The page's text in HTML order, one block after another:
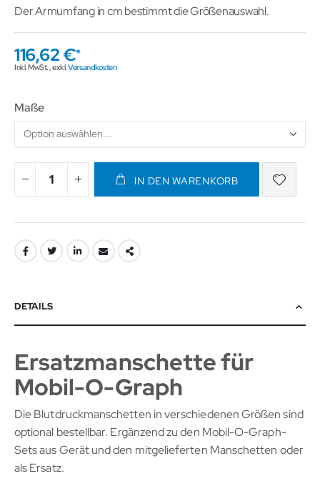
Der Armumfang in cm bestimmt die Größenauswahl.
116,62 €
Inkl. MwSt.,exkl.Versandkosten
Maße
IN DEN WARENKORB
DETAILS
Ersatzmanschette für
Mobil-O-Graph
Die Blutdruckmanschetten in verschiedenen Größen sind
optional bestellbar. Ergänzend zu den Mobil-O-Graph-
Sets aus Gerät und den mitgelieferten Manschetten oder
als Ersatz.